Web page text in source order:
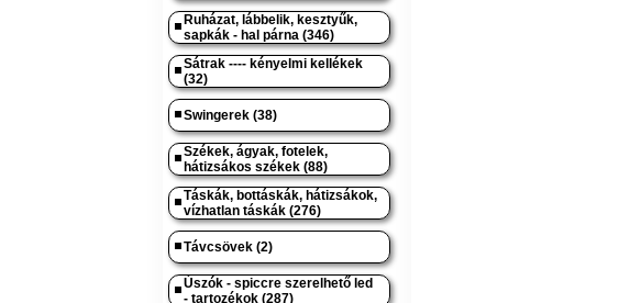
Ruházat, lábbelik, kesztyűk,
sapkák - hal párna (346)
Sátrak ---- kényelmi kellékek
(32)
Swingerek (38)
Székek, ágyak, fotelek,
hátizsákos székek (88)
Táskák, bottáskák, hátizsákok,
vízhatlan táskák (276)
Távcsövek (2)
Úszók - spiccre szerelhető led
- tartozékok (287)